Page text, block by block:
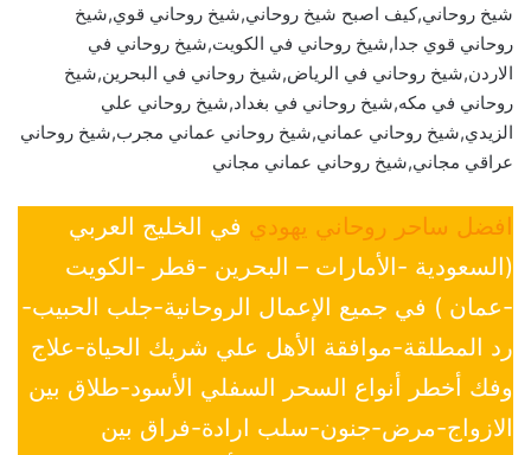
شيخ روحاني,كيف اصبح شيخ روحاني,شيخ روحاني قوي,شيخ
روحاني قوي جدا,شيخ روحاني في الكويت,شيخ روحاني في
الاردن,شيخ روحاني في الرياض,شيخ روحاني في البحرين,شيخ
روحاني في مكه,شيخ روحاني في بغداد,شيخ روحاني علي
الزيدي,شيخ روحاني عماني,شيخ روحاني عماني مجرب,شيخ روحاني
عراقي مجاني,شيخ روحاني عماني مجاني
افضل ساحر روحاني يهودي في الخليج العربي
(السعودية -الأمارات – البحرين -قطر -الكويت
-عمان ) في جميع الإعمال الروحانية-جلب الحبيب-
رد المطلقة-موافقة الأهل علي شريك الحياة-علاج
وفك أخطر أنواع السحر السفلي الأسود-طلاق بين
الازواج-مرض-جنون-سلب ارادة-فراق بين